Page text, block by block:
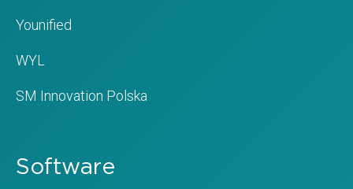
Younified
WYL
SM Innovation Polska
Software